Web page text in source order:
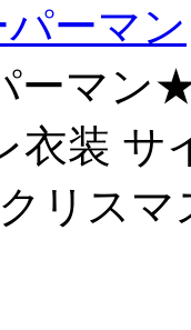
パーマン
ーマン
衣装
リス